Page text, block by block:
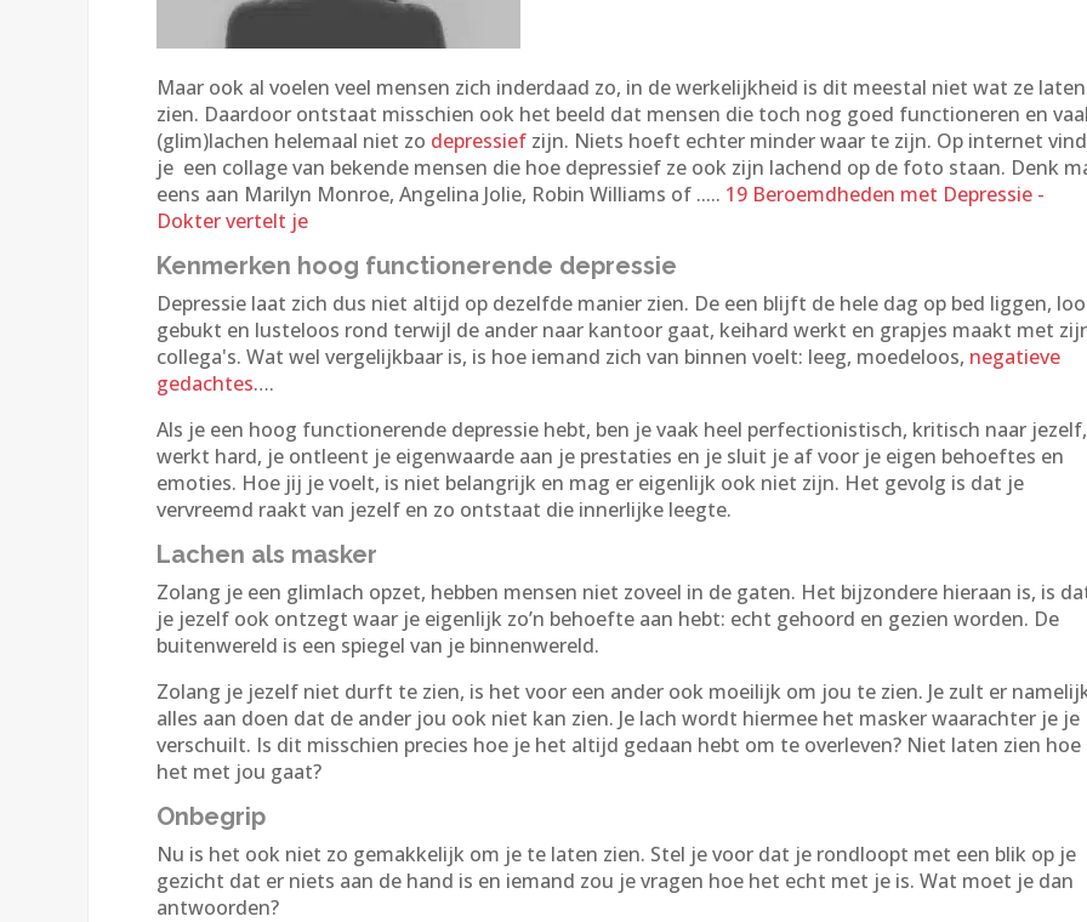
Maar ook al voelen veel mensen zich inderdaad zo, in de werkelijkheid is dit meestal niet wat ze laten
zien. Daardoor ontstaat misschien ook het beeld dat mensen die toch nog goed functioneren en
(glim)lachen helemaal niet zo depressief zijn. Niets hoeft echter minder waar te zijn. Op internet vind
je een collage van bekende mensen die hoe depressief ze ook zijn lachend op de foto staan. Denk
eens aan Marilyn Monroe, Angelina Jolie, Robin Williams of ..... 19 Beroemdheden met Depressie -
Dokter vertelt je
Kenmerken hoog functionerende depressie
Depressie laat zich dus niet altijd op dezelfde manier zien. De een blijft de hele dag op bed liggen,
gebukt en lusteloos rond terwijl de ander naar kantoor gaat, keihard werkt en grapjes maakt met
collega's. Wat wel vergelijkbaar is, is hoe iemand zich van binnen voelt: leeg, moedeloos, negatieve
gedachtes….
Als je een hoog functionerende depressie hebt, ben je vaak heel perfectionistisch, kritisch naar
werkt hard, je ontleent je eigenwaarde aan je prestaties en je sluit je af voor je eigen behoeftes en
emoties. Hoe jij je voelt, is niet belangrijk en mag er eigenlijk ook niet zijn. Het gevolg is dat je
vervreemd raakt van jezelf en zo ontstaat die innerlijke leegte.
Lachen als masker
Zolang je een glimlach opzet, hebben mensen niet zoveel in de gaten. Het bijzondere hieraan is, is
je jezelf ook ontzegt waar je eigenlijk zo’n behoefte aan hebt: echt gehoord en gezien worden. De
buitenwereld is een spiegel van je binnenwereld.
Zolang je jezelf niet durft te zien, is het voor een ander ook moeilijk om jou te zien. Je zult er
alles aan doen dat de ander jou ook niet kan zien. Je lach wordt hiermee het masker waarachter je je
verschuilt. Is dit misschien precies hoe je het altijd gedaan hebt om te overleven? Niet laten zien hoe
het met jou gaat?
Onbegrip
Nu is het ook niet zo gemakkelijk om je te laten zien. Stel je voor dat je rondloopt met een blik op je
gezicht dat er niets aan de hand is en iemand zou je vragen hoe het echt met je is. Wat moet je dan
antwoorden?